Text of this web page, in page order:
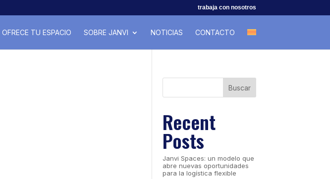
trabaja con nosotros
OFRECE TU ESPACIO SOBRE JANVI NOTICIAS CONTACTO
Buscar
Recent
Posts
Janvi Spaces: un modelo que
abre nuevas oportunidades
para la logística flexible